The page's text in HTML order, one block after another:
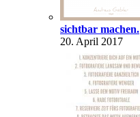
sichtbar machen.
20. April 2017